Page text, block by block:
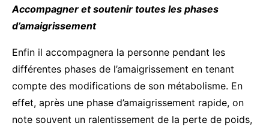
Accompagner et soutenir toutes les phases
d’amaigrissement
Enfin il accompagnera la personne pendant les
différentes phases de l’amaigrissement en tenant
compte des modifications de son métabolisme. En
effet, après une phase d’amaigrissement rapide, on
note souvent un ralentissement de la perte de poids,